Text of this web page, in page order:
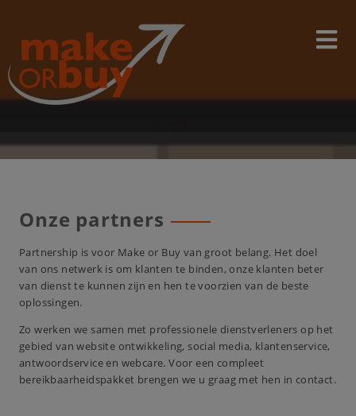
content
Onze partners
Partnership is voor Make or Buy van groot belang. Het doel
van ons netwerk is om klanten te binden, onze klanten beter
van dienst te kunnen zijn en hen te voorzien van de beste
oplossingen.
Zo werken we samen met professionele dienstverleners op het
gebied van website ontwikkeling, social media, klantenservice,
antwoordservice en webcare. Voor een compleet
bereikbaarheidspakket brengen we u graag met hen in contact.